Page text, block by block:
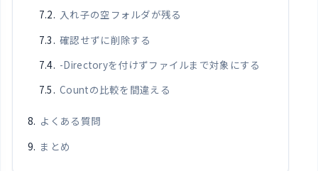
入れ子の空フォルダが残る
確認せずに削除する
-Directoryを付けずファイルまで対象にする
Countの比較を間違える
よくある質問
まとめ